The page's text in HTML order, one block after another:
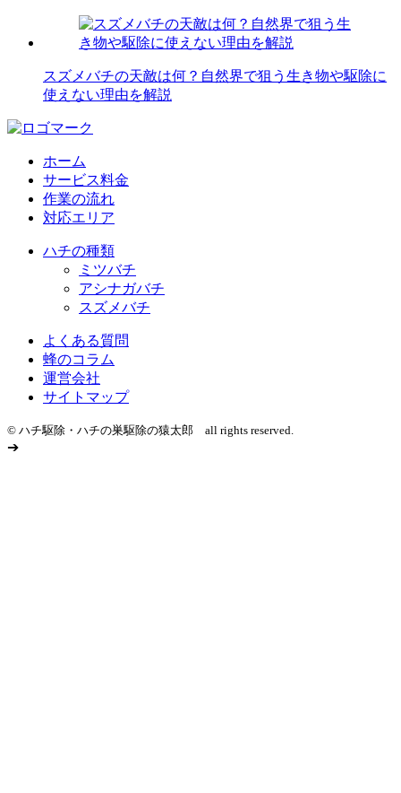
スズメバチの天敵は何？自然界で狙う生き物や駆除に
使えない理由を解説
ホーム
サービス料金
作業の流れ
対応エリア
ハチの種類
ミツバチ
アシナガバチ
スズメバチ
よくある質問
蜂のコラム
運営会社
サイトマップ
© ハチ駆除・ハチの巣駆除の猿太郎 all rights reserved.
➔